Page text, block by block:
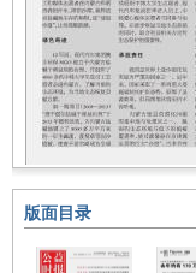
版面目录